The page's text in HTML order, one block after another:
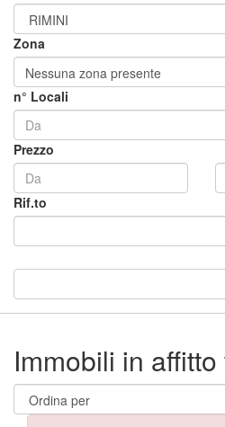
Zona
Nessuna zona presente
n° Locali
Prezzo
Rif.to
Immobili in